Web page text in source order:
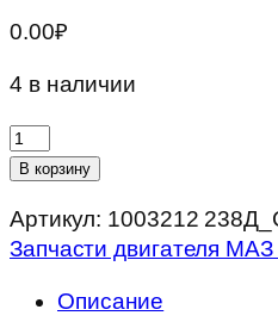
0.00₽
4 в наличии
Количество
товара
головки
блока
ввареными
В корзину
Артикул: 1003212
Запчасти двигателя
Описание